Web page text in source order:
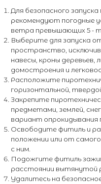
Для безопасного
рекомендуют погодные
ветра превышающих 5 -
Выберите для запуска
пространство,
навесы, кроны деревьев,
домостроения и
Расположите
горизонтальной,
Закрепите
предметами, землей,
вариант опрокидывания
Освободите фитиль и
положении или от
с ним.
Подожгите фитиль
расстоянии вытянутой
Удалитесь на
+7 (495) 795-50-50
Адрес офиса:
г. Москва, ул. Тимирязевская, д. 2/3